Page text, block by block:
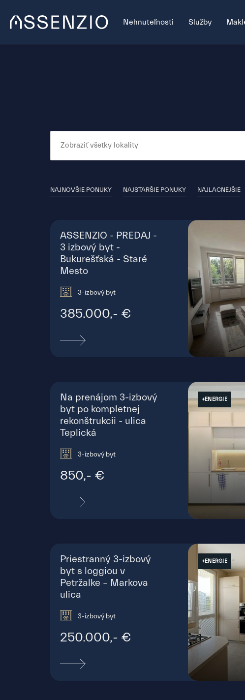
Nehnuteľnosti Služby
NAJNOVŠIE PONUKY NAJSTARŠIE PONUKY NAJLACNEJŠIE
ASSENZIO - PREDAJ -
3 izbový byt -
Bukurešťská - Staré
Mesto
3-izbový byt
385.000,- €
Na prenájom 3-izbový
byt po kompletnej
rekonštrukcii - ulica
Teplická
3-izbový byt
850,- €
+ENERGIE
Teplická,
Priestranný 3-izbový
byt s loggiou v
Petržalke – Markova
ulica
3-izbový byt
250.000,- €
+ENERGIE